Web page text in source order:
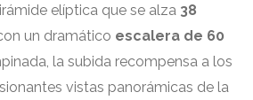
elíptica que se alza 38
un dramático escalera de 60
la subida recompensa a los
vistas panorámicas de la